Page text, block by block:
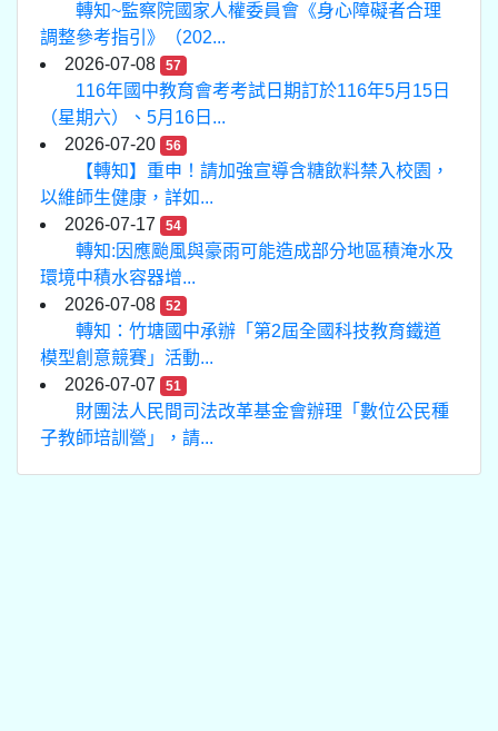
轉知~監察院國家人權委員會《身心障礙者合理
調整參考指引》（202...
2026-07-08
57
116年國中教育會考考試日期訂於116年5月15日
（星期六）、5月16日...
2026-07-20
56
【轉知】重申！請加強宣導含糖飲料禁入校園，
以維師生健康，詳如...
2026-07-17
54
轉知:因應颱風與豪雨可能造成部分地區積淹水及
環境中積水容器增...
2026-07-08
52
轉知：竹塘國中承辦「第2屆全國科技教育鐵道
模型創意競賽」活動...
2026-07-07
51
財團法人民間司法改革基金會辦理「數位公民種
子教師培訓營」，請...